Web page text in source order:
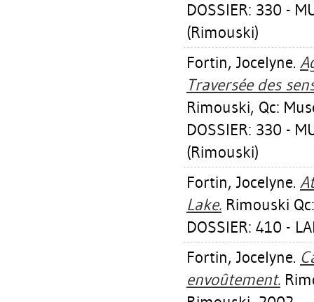
DOSSIER: 330 -
(Rimouski)
Fortin, Jocelyne.
Traversée des
Rimouski, Qc:
DOSSIER: 330 -
(Rimouski)
Fortin, Jocelyne.
Lake. Rimouski
DOSSIER: 410 -
Fortin, Jocelyne.
envoûtement.